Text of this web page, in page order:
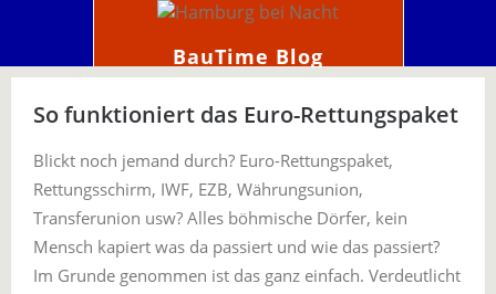
BauTime Blog
So funktioniert das Euro-Rettungspaket
Blickt noch jemand durch? Euro-Rettungspaket,
Rettungsschirm, IWF, EZB, Währungsunion,
Transferunion usw? Alles böhmische Dörfer, kein
Mensch kapiert was da passiert und wie das passiert?
Im Grunde genommen ist das ganz einfach. Verdeutlicht